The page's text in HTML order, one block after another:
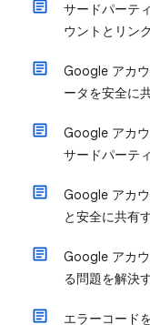
サードパーテ
ウントとリン
Google アカ
ータを安全に
Google アカ
サードパーテ
Google アカ
と安全に共有
Google アカ
る問題を解決
エラーコード